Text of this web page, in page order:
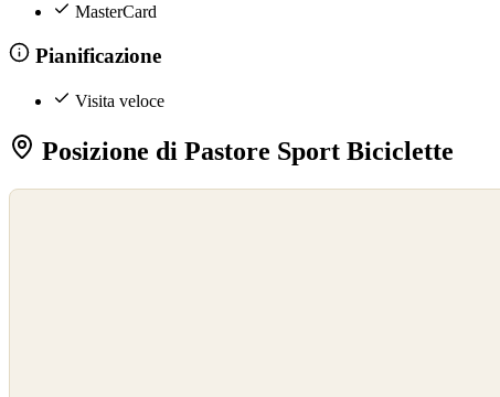
MasterCard
Pianificazione
Visita veloce
Posizione di Pastore Sport Biciclette